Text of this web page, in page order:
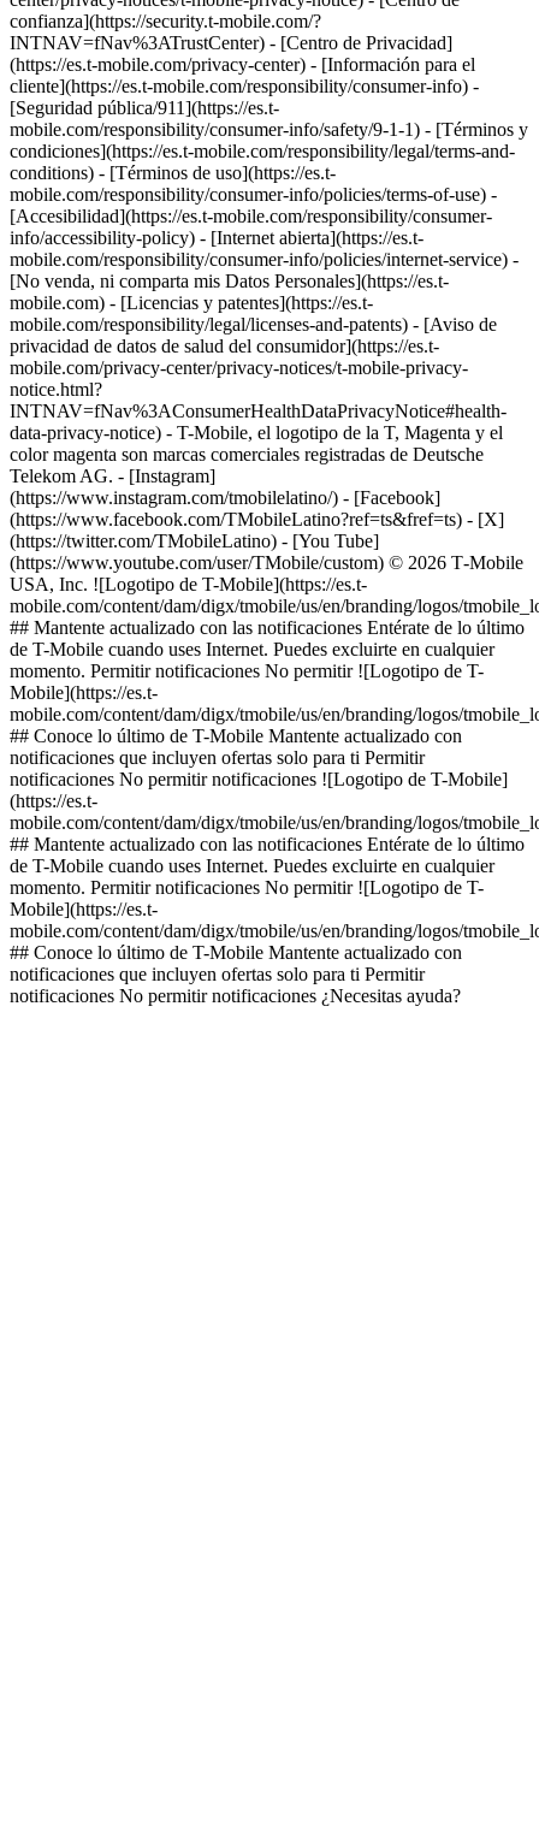
confianza](https://security.t-mobile.com/?
INTNAV=fNav%3ATrustCenter) - [Centro de Privacidad]
(https://es.t-mobile.com/privacy-center) - [Información para el
cliente](https://es.t-mobile.com/responsibility/consumer-info) -
[Seguridad pública/911](https://es.t-
mobile.com/responsibility/consumer-info/safety/9-1-1) - [Términos y
condiciones](https://es.t-mobile.com/responsibility/legal/terms-and-
conditions) - [Términos de uso](https://es.t-
mobile.com/responsibility/consumer-info/policies/terms-of-use) -
[Accesibilidad](https://es.t-mobile.com/responsibility/consumer-
info/accessibility-policy) - [Internet abierta](https://es.t-
mobile.com/responsibility/consumer-info/policies/internet-service) -
[No venda, ni comparta mis Datos Personales](https://es.t-
mobile.com) - [Licencias y patentes](https://es.t-
mobile.com/responsibility/legal/licenses-and-patents) - [Aviso de
privacidad de datos de salud del consumidor](https://es.t-
mobile.com/privacy-center/privacy-notices/t-mobile-privacy-
notice.html?
INTNAV=fNav%3AConsumerHealthDataPrivacyNotice#health-
data-privacy-notice) - T-Mobile, el logotipo de la T, Magenta y el
color magenta son marcas comerciales registradas de Deutsche
Telekom AG. - [Instagram]
(https://www.instagram.com/tmobilelatino/) - [Facebook]
(https://www.facebook.com/TMobileLatino?ref=ts&fref=ts) - [X]
(https://twitter.com/TMobileLatino) - [You Tube]
(https://www.youtube.com/user/TMobile/custom) © 2026 T‑Mobile
USA, Inc. ![Logotipo de T-Mobile](https://es.t-
mobile.com/content/dam/digx/tmobile/us/en/branding/logos/
## Mantente actualizado con las notificaciones Entérate de lo último
de T-Mobile cuando uses Internet. Puedes excluirte en cualquier
momento. Permitir notificaciones No permitir ![Logotipo de T-
Mobile](https://es.t-
mobile.com/content/dam/digx/tmobile/us/en/branding/logos/
## Conoce lo último de T-Mobile Mantente actualizado con
notificaciones que incluyen ofertas solo para ti Permitir
notificaciones No permitir notificaciones ![Logotipo de T-Mobile]
(https://es.t-
mobile.com/content/dam/digx/tmobile/us/en/branding/logos/
## Mantente actualizado con las notificaciones Entérate de lo último
de T-Mobile cuando uses Internet. Puedes excluirte en cualquier
momento. Permitir notificaciones No permitir ![Logotipo de T-
Mobile](https://es.t-
mobile.com/content/dam/digx/tmobile/us/en/branding/logos/
## Conoce lo último de T-Mobile Mantente actualizado con
notificaciones que incluyen ofertas solo para ti Permitir
notificaciones No permitir notificaciones ¿Necesitas ayuda?